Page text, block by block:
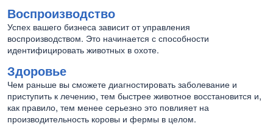
Воспроизводство
Успех вашего бизнеса зависит от управления
воспроизводством. Это начинается с способности
идентифицировать животных в охоте.
Здоровье
Чем раньше вы сможете диагностировать заболевание и
приступить к лечению, тем быстрее животное восстановится и,
как правило, тем менее серьезно это повлияет на
производительность коровы и фермы в целом.